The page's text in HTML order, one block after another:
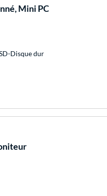
Mini PC
Disque dur